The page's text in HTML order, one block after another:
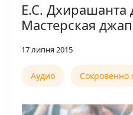
Е.С. Дхирашанта
Мастерская
17 липня 2015
Аудио Сокровенно